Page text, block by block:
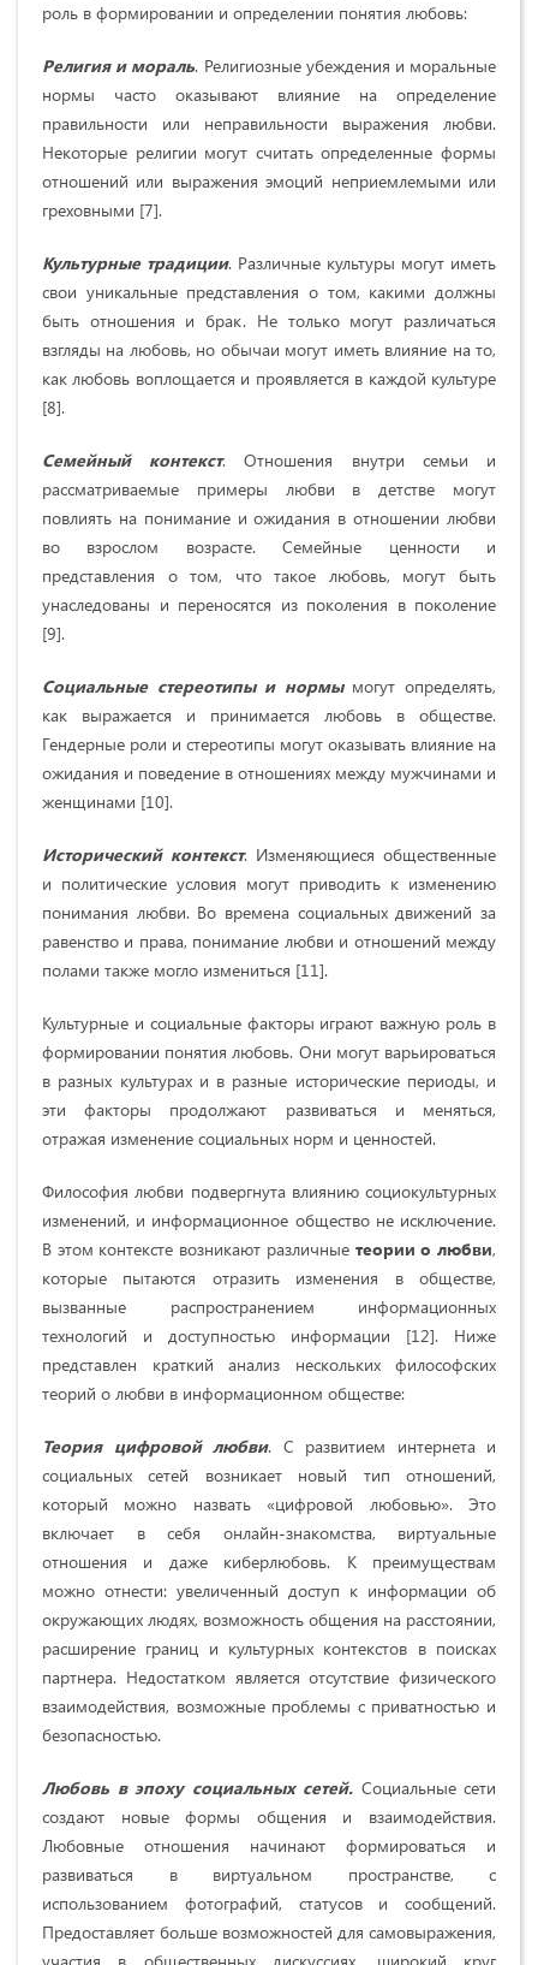
роль в формировании и определении понятия любовь:
Религия и мораль. Религиозные убеждения и моральные
нормы часто оказывают влияние на определение
правильности или неправильности выражения любви.
Некоторые религии могут считать определенные формы
отношений или выражения эмоций неприемлемыми или
греховными [7].
Культурные традиции. Различные культуры могут иметь
свои уникальные представления о том, какими должны
быть отношения и брак. Не только могут различаться
взгляды на любовь, но обычаи могут иметь влияние на то,
как любовь воплощается и проявляется в каждой культуре
[8].
Семейный контекст. Отношения внутри семьи и
рассматриваемые примеры любви в детстве могут
повлиять на понимание и ожидания в отношении любви
во взрослом возрасте. Семейные ценности и
представления о том, что такое любовь, могут быть
унаследованы и переносятся из поколения в поколение
[9].
Социальные стереотипы и нормымогут определять,
как выражается и принимается любовь в обществе.
Гендерные роли и стереотипы могут оказывать влияние на
ожидания и поведение в отношениях между мужчинами и
женщинами [10].
Исторический контекст. Изменяющиеся общественные
и политические условия могут приводить к изменению
понимания любви. Во времена социальных движений за
равенство и права, понимание любви и отношений между
полами также могло измениться [11].
Культурные и социальные факторы играют важную роль в
формировании понятия любовь. Они могут варьироваться
в разных культурах и в разные исторические периоды, и
эти факторы продолжают развиваться и меняться,
отражая изменение социальных норм и ценностей.
Философия любви подвергнута влиянию социокультурных
изменений, и информационное общество не исключение.
В этом контексте возникают различные теории о любви,
которые пытаются отразить изменения в обществе,
вызванные распространением информационных
технологий и доступностью информации [12]. Ниже
представлен краткий анализ нескольких философских
теорий о любви в информационном обществе:
Теория цифровой любви. С развитием интернета и
социальных сетей возникает новый тип отношений,
который можно назвать «цифровой любовью». Это
включает в себя онлайн-знакомства, виртуальные
отношения и даже киберлюбовь. К преимуществам
можно отнести: увеличенный доступ к информации об
окружающих людях, возможность общения на расстоянии,
расширение границ и культурных контекстов в поисках
партнера. Недостатком является отсутствие физического
взаимодействия, возможные проблемы с приватностью и
безопасностью.
Любовь в эпоху социальных сетей. Социальные сети
создают новые формы общения и взаимодействия.
Любовные отношения начинают формироваться и
развиваться в виртуальном пространстве, с
использованием фотографий, статусов и сообщений.
Предоставляет больше возможностей для самовыражения,